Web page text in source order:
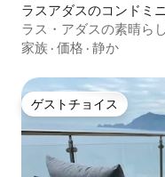
ラスアダスのコンドミ
ラス・アダスの素晴ら
家族 · 価格 · 静か
ゲストチョイス
ゲストチョイス